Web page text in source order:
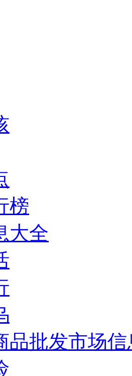
榜
大全
品批发市场